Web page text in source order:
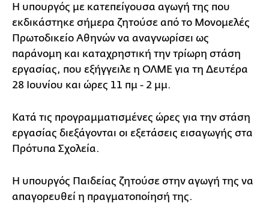
Η υπουργός με κατεπείγουσα αγωγή της που
εκδικάστηκε σήμερα ζητούσε από το Μονομελές
Πρωτοδικείο Αθηνών να αναγνωρίσει ως
παράνομη και καταχρηστική την τρίωρη στάση
εργασίας, που εξήγγειλε η ΟΛΜΕ για τη Δευτέρα
28 Ιουνίου και ώρες 11 πμ - 2 μμ.
Κατά τις προγραμματισμένες ώρες για την στάση
εργασίας διεξάγονται οι εξετάσεις εισαγωγής στα
Πρότυπα Σχολεία.
Η υπουργός Παιδείας ζητούσε στην αγωγή της να
απαγορευθεί η πραγματοποίησή της.